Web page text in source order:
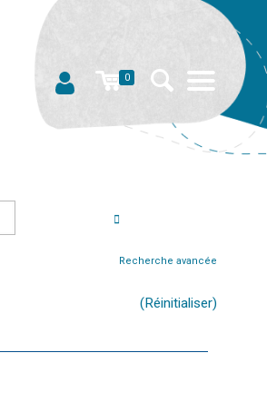
0
Recherche avancée
(Réinitialiser)